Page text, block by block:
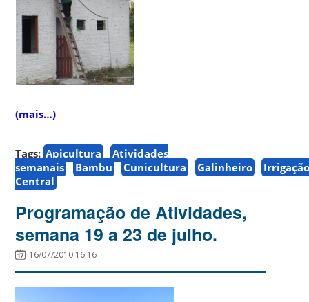
(mais…)
Tags: Apicultura
Atividades
semanais
Bambu Cunicultura Galinheiro
Central
Programação de Atividades,
semana 19 a 23 de julho.
16/07/2010 16:16